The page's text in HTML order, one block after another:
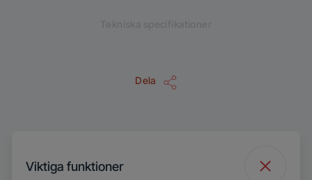
Dela
Viktiga funktioner